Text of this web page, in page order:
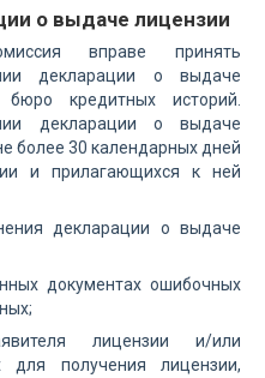
о выдаче лицензии
вправе принять
декларации о выдаче
кредитных историй.
декларации о выдаче
более 30 календарных дней
и прилагающихся к ней
декларации о выдаче
документах ошибочных
лицензии и/или
для получения лицензии,